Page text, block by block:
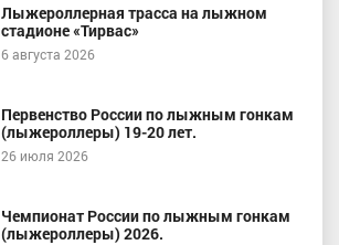
Лыжероллерная трасса на лыжном
стадионе «Тирвас»
6 августа 2026
Первенство России по лыжным гонкам
(лыжероллеры) 19-20 лет.
26 июля 2026
Чемпионат России по лыжным гонкам
(лыжероллеры) 2026.